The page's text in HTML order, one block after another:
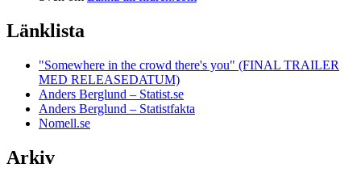
Länklista
"Somewhere in the crowd there's you" (FINAL TRAILER
MED RELEASEDATUM)
Anders Berglund – Statist.se
Anders Berglund – Statistfakta
Nomell.se
Arkiv